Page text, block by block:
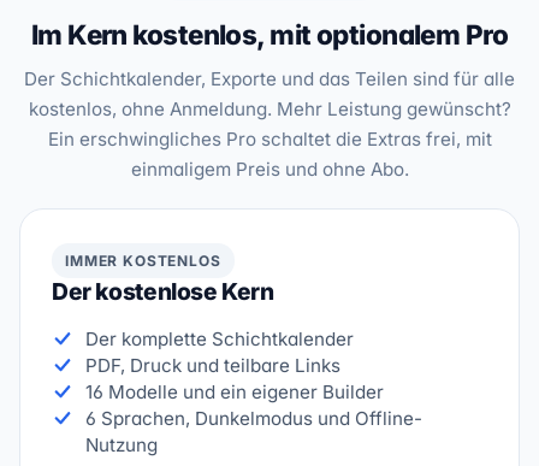
Im Kern kostenlos, mit optionalem Pro
Der Schichtkalender, Exporte und das Teilen sind für alle
kostenlos, ohne Anmeldung. Mehr Leistung gewünscht?
Ein erschwingliches Pro schaltet die Extras frei, mit
einmaligem Preis und ohne Abo.
IMMER KOSTENLOS
Der kostenlose Kern
Der komplette Schichtkalender
PDF, Druck und teilbare Links
16 Modelle und ein eigener Builder
6 Sprachen, Dunkelmodus und Offline-
Nutzung